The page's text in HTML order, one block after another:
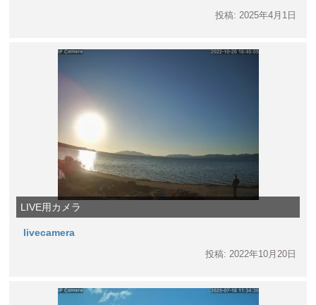
投稿: 2025年4月1日
LIVE用カメラ
livecamera
投稿: 2022年10月20日